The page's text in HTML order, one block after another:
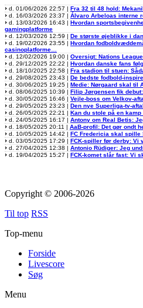
d. 01/06/2026 22:57 | Fra 32 til 48 hold:
d. 16/03/2026 23:37 | Álvaro Arbeloas interne
d. 13/03/2026 16:43 | Hvordan
gamingplatforme
d. 12/03/2026 12:59 | De største øjeblikke i
d. 19/02/2026 23:55 | Hvordan
casinoplatforme…
d. 12/02/2026 19:00 | Oversigt: Nations
d. 29/12/2025 22:22 | Hvordan danske fans
d. 18/10/2025 22:58 | Fra stadion til stuen:
d. 29/08/2025 23:43 | De bedste fodbold-
d. 30/06/2025 19:25 | Medie: Nørgaard skal til
d. 08/06/2025 10:39 | Filip Jørgensen fik
d. 30/05/2025 16:46 | Vejle-boss om Velkov-
d. 29/05/2025 23:23 | Den nye Superliga-tv-
d. 26/05/2025 22:21 | Kan du stole på en kamp
d. 24/05/2025 16:17 | Antony om Real Betis:
d. 18/05/2025 20:11 | AaB-profil: Det gør ondt
d. 10/05/2025 14:42 | FC Fredericia skal spille
d. 03/05/2025 17:29 | FCK-spiller før derby: Vi
d. 27/04/2025 12:38 | Antonio Rüdiger: Jeg
d. 19/04/2025 15:27 | FCK-komet slår fast: Vi
Copyright © 2006-2026
Til top RSS
Top-menu
Forside
Livescore
Søg
Menu